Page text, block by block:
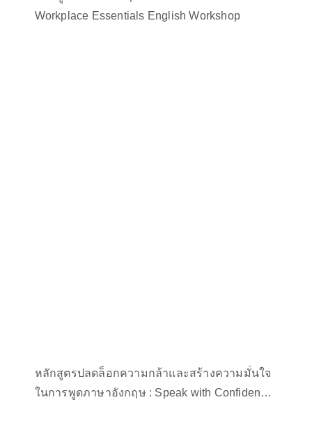
Workplace Essentials English Workshop
หลักสูตรปลดล็อกความกล้าและสร้างความมั่นใจ
ในการพูดภาษาอังกฤษ : Speak with Confidence